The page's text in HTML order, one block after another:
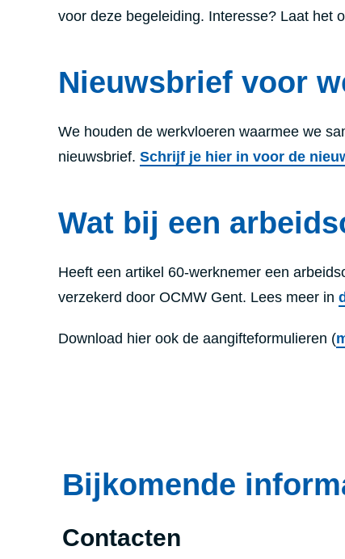
voor deze begeleiding. Interesse? Laat het
Nieuwsbrief voor
We houden de werkvloeren waarmee we
nieuwsbrief. Schrijf je hier in voor de
Wat bij een
Heeft een artikel 60-werknemer een
verzekerd door OCMW Gent. Lees meer in
Download hier ook de aangifteformulieren (
Bijkomende
Contacten